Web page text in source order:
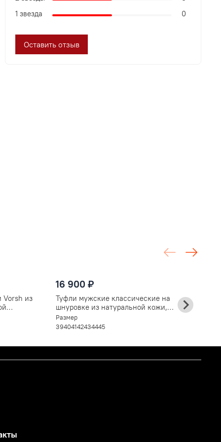
1 звезда
0
Оставить отзыв
Vorsh из
16 900 ₽
Туфли мужские классические на
шнуровке из натуральной кожи,
коричневые V594кор
Размер
39404142434445